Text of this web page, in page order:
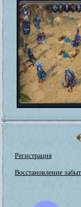
Регистрация
Восстановление